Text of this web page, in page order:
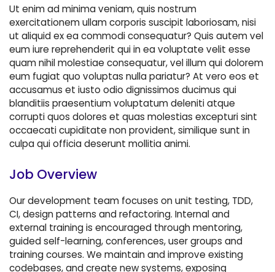
Ut enim ad minima veniam, quis nostrum
exercitationem ullam corporis suscipit laboriosam, nisi
ut aliquid ex ea commodi consequatur? Quis autem vel
eum iure reprehenderit qui in ea voluptate velit esse
quam nihil molestiae consequatur, vel illum qui dolorem
eum fugiat quo voluptas nulla pariatur? At vero eos et
accusamus et iusto odio dignissimos ducimus qui
blanditiis praesentium voluptatum deleniti atque
corrupti quos dolores et quas molestias excepturi sint
occaecati cupiditate non provident, similique sunt in
culpa qui officia deserunt mollitia animi.
Job Overview
Our development team focuses on unit testing, TDD,
CI, design patterns and refactoring. Internal and
external training is encouraged through mentoring,
guided self-learning, conferences, user groups and
training courses. We maintain and improve existing
codebases, and create new systems, exposing